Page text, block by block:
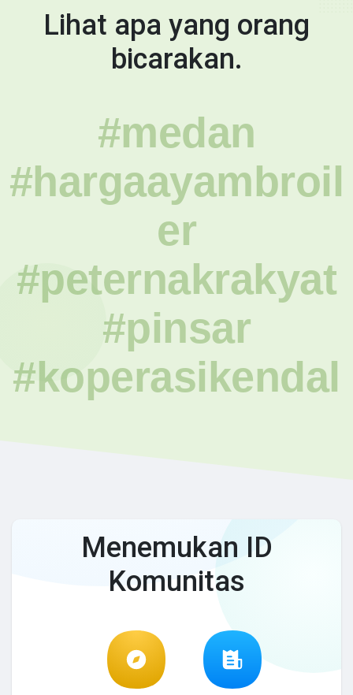
Lihat apa yang orang
bicarakan.
#medan
#hargaayambroil
er
#peternakrakyat
#pinsar
#koperasikendal
Menemukan ID
Komunitas